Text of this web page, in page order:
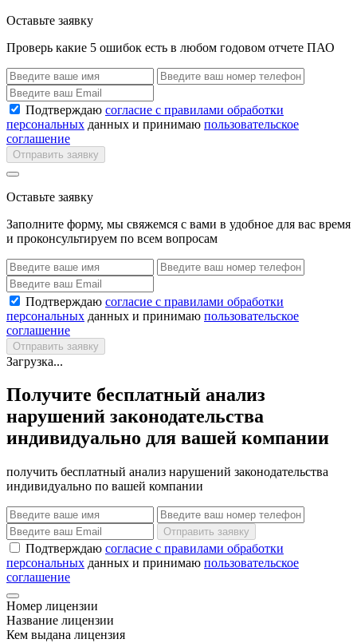
Оставьте заявку
Проверь какие 5 ошибок есть в любом годовом отчете ПАО
Подтверждаю согласие с правилами обработки
персональных данных и принимаю пользовательское
соглашение
Отправить заявку
Оставьте заявку
Заполните форму, мы свяжемся с вами в удобное для вас время
и проконсультируем по всем вопросам
Подтверждаю согласие с правилами обработки
персональных данных и принимаю пользовательское
соглашение
Отправить заявку
Загрузка...
Получите бесплатный анализ
нарушений законодательства
индивидуально для вашей компании
получить бесплатный анализ нарушений законодательства
индивидуально по вашей компании
Отправить заявку
Подтверждаю согласие с правилами обработки
персональных данных и принимаю пользовательское
соглашение
Номер лицензии
Название лицензии
Кем выдана лицензия